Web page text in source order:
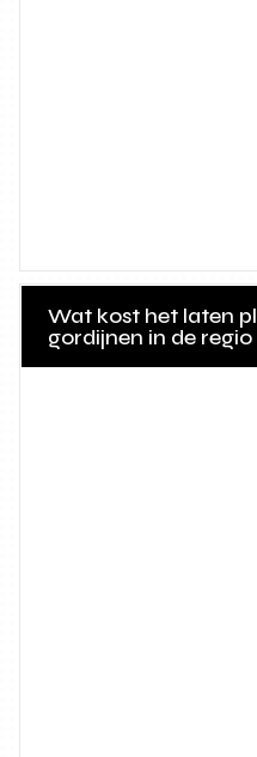
Wat kost het laten
gordijnen in de